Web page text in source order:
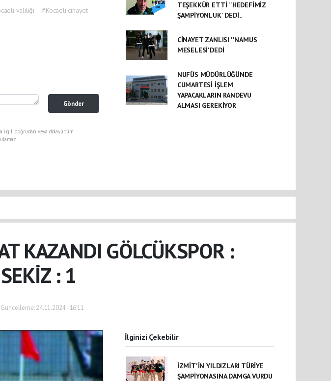
valiliği
#Kocaeli cinayet
Gönder
ilgili doğrudan veya dolaylı tüm
TEŞEKKÜR ETTİ ''HEDEFİMİZ
ŞAMPİYONLUK' DEDİ..
CİNAYET ZANLISI ''NAMUS
MESELESİ'DEDİ
NUFÜS MÜDÜRLÜĞÜNDE
CUMARTESİ İŞLEM
YAPACAKLARIN RANDEVU
ALMASI GEREKİYOR
KAZANDI GÖLCÜKSPOR :
: 1
24.11.2024 - 16:11
İlginizi Çekebilir
İZMİT'İN YILDIZLARI TÜRİYE
ŞAMPİYONASINA DAMGA VURDU